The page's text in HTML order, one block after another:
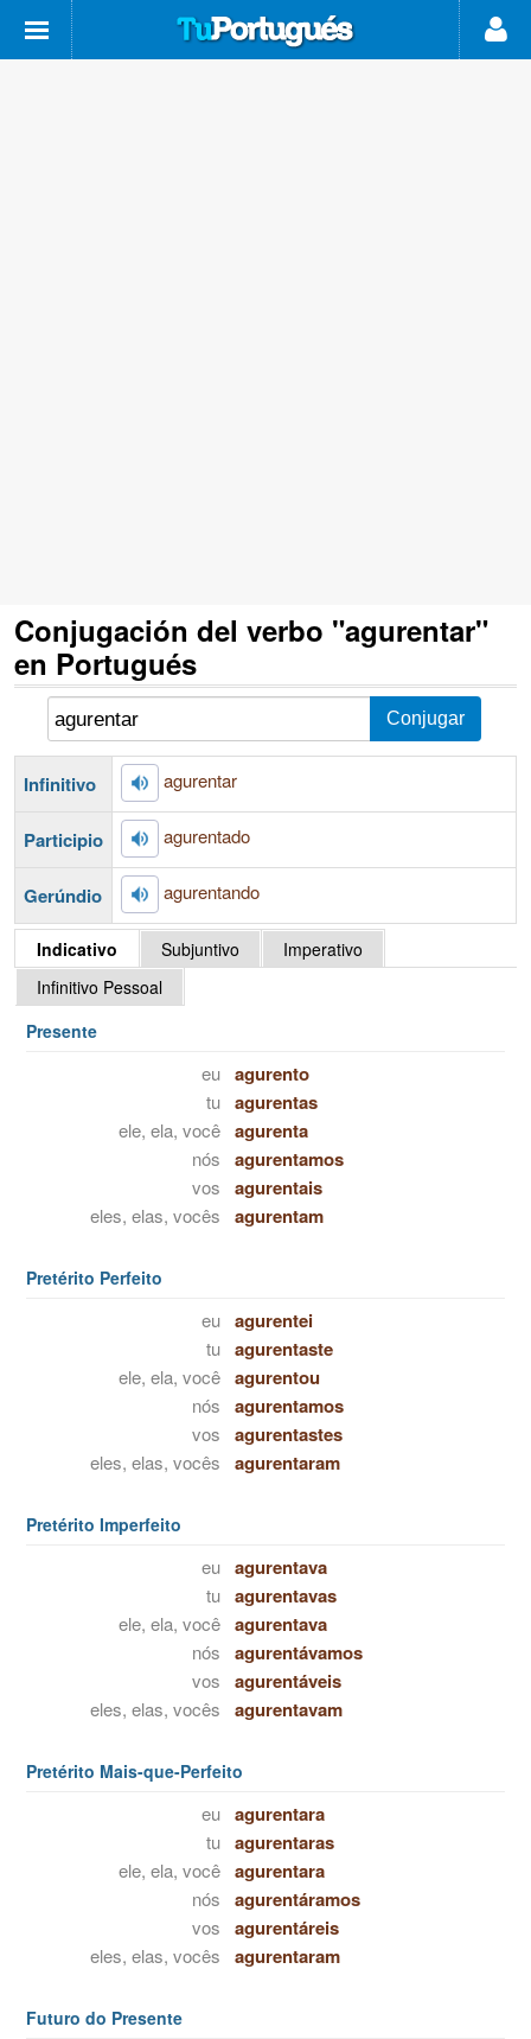
Conjugación del verbo "agurentar"
en Portugués
Infinitivo agurentar
Participio agurentado
Gerúndio agurentando
Indicativo Subjuntivo
Imperativo
Infinitivo Pessoal
Presente
eu agurento
tu agurentas
ele, ela, você agurenta
nós agurentamos
vos agurentais
eles, elas, vocês agurentam
Pretérito Perfeito
eu agurentei
tu agurentaste
ele, ela, você agurentou
nós agurentamos
vos agurentastes
eles, elas, vocês agurentaram
Pretérito Imperfeito
eu agurentava
tu agurentavas
ele, ela, você agurentava
nós agurentávamos
vos agurentáveis
eles, elas, vocês agurentavam
Pretérito Mais-que-Perfeito
eu agurentara
tu agurentaras
ele, ela, você agurentara
nós agurentáramos
vos agurentáreis
eles, elas, vocês agurentaram
Futuro do Presente